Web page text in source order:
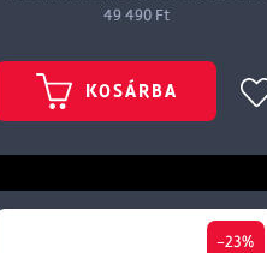
49 490 Ft
KOSÁRBA
-23%